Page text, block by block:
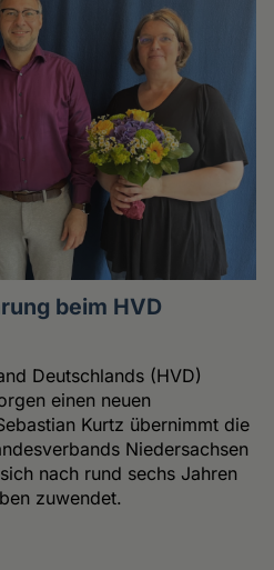
beim HVD
Deutschlands (HVD)
einen neuen
Kurtz übernimmt die
Niedersachsen
nach rund sechs Jahren
zuwendet.